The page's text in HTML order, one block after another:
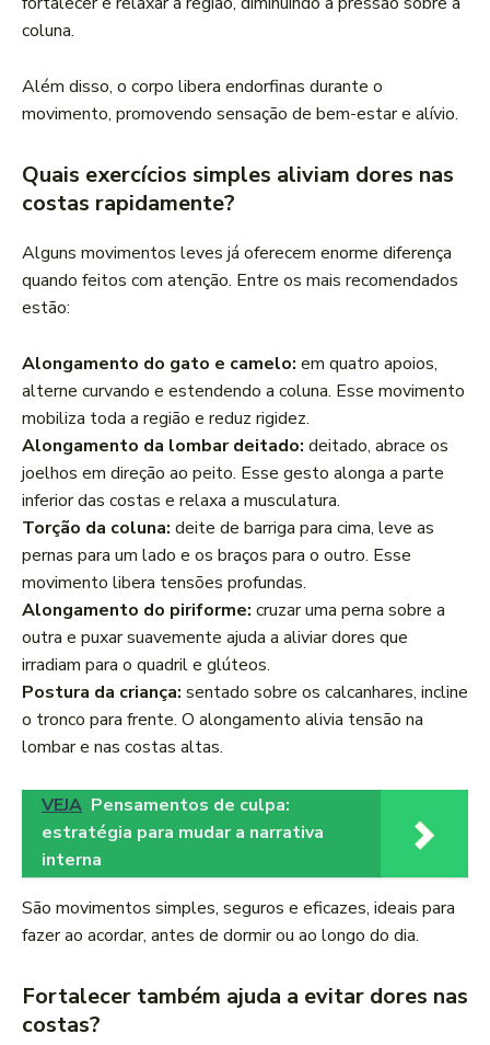
coluna.
Além disso, o corpo libera endorfinas durante o
movimento, promovendo sensação de bem-estar e alívio.
Quais exercícios simples aliviam dores nas
costas rapidamente?
Alguns movimentos leves já oferecem enorme diferença
quando feitos com atenção. Entre os mais recomendados
estão:
Alongamento do gato e camelo: em quatro apoios,
alterne curvando e estendendo a coluna. Esse movimento
mobiliza toda a região e reduz rigidez.
Alongamento da lombar deitado: deitado, abrace os
joelhos em direção ao peito. Esse gesto alonga a parte
inferior das costas e relaxa a musculatura.
Torção da coluna: deite de barriga para cima, leve as
pernas para um lado e os braços para o outro. Esse
movimento libera tensões profundas.
Alongamento do piriforme: cruzar uma perna sobre a
outra e puxar suavemente ajuda a aliviar dores que
irradiam para o quadril e glúteos.
Postura da criança: sentado sobre os calcanhares, incline
o tronco para frente. O alongamento alivia tensão na
lombar e nas costas altas.
VEJA Pensamentos de culpa:
estratégia para mudar a narrativa
interna
São movimentos simples, seguros e eficazes, ideais para
fazer ao acordar, antes de dormir ou ao longo do dia.
Fortalecer também ajuda a evitar dores nas
costas?